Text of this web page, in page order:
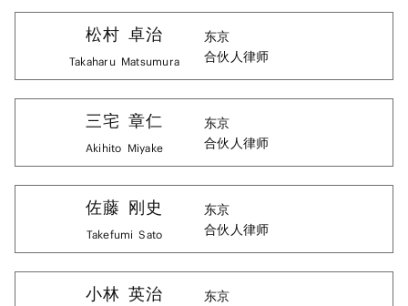
松村 卓治
Takaharu Matsumura
东京
合伙人律师
三宅 章仁
Akihito Miyake
东京
合伙人律师
佐藤 刚史
Takefumi Sato
东京
合伙人律师
小林 英治
东京